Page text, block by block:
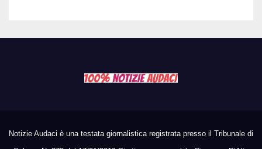
Notizie Audaci è una testata giornalistica registrata presso il Tribunale di